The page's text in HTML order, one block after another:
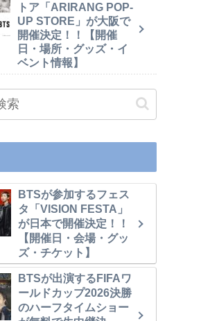
トア「ARIRANG POP-
UP STORE」が大阪で
開催決定！！【開催
日・場所・グッズ・イ
ベント情報】
BTSが参加するフェス
タ「VISION FESTA」
が日本で開催決定！！
【開催日・会場・グッ
ズ・チケット】
BTSが出演するFIFAワ
ールドカップ2026決勝
のハーフタイムショー